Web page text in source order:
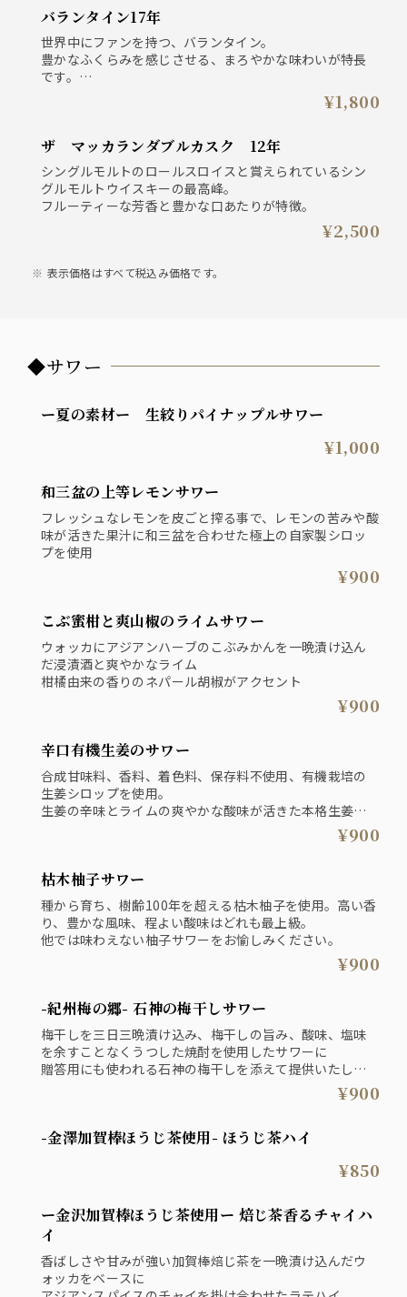
バランタイン17年
世界中にファンを持つ、バランタイン。
豊かなふくらみを感じさせる、まろやかな味わいが特長
です。
長期にわたって熟成された原酒を選りすぐった逸品は、
¥1,800
ザ マッカランダブルカスク 12年
シングルモルトのロールスロイスと賞えられているシン
グルモルトウイスキーの最高峰。
フルーティーな芳香と豊かな口あたりが特徴。
¥2,500
表示価格はすべて税込み価格です。
◆サワー
ー夏の素材ー 生絞りパイナップルサワー
¥1,000
和三盆の上等レモンサワー
フレッシュなレモンを皮ごと搾る事で、レモンの苦みや酸
味が活きた果汁に和三盆を合わせた極上の自家製シロッ
プを使用
¥900
こぶ蜜柑と爽山椒のライムサワー
ウォッカにアジアンハーブのこぶみかんを一晩漬け込ん
だ浸漬酒と爽やかなライム
柑橘由来の香りのネパール胡椒がアクセント
¥900
辛口有機生姜のサワー
合成甘味料、香料、着色料、保存料不使用、有機栽培の
生姜シロップを使用。
生姜の辛味とライムの爽やかな酸味が活きた本格生姜サ
¥900
枯木柚子サワー
種から育ち、樹齢100年を超える枯木柚子を使用。高い香
り、豊かな風味、程よい酸味はどれも最上級。
他では味わえない柚子サワーをお愉しみください。
¥900
-紀州梅の郷- 石神の梅干しサワー
梅干しを三日三晩漬け込み、梅干しの旨み、酸味、塩味
を余すことなくうつした焼酎を使用したサワーに
贈答用にも使われる石神の梅干しを添えて提供いたしま
¥900
-金澤加賀棒ほうじ茶使用- ほうじ茶ハイ
¥850
ー金沢加賀棒ほうじ茶使用ー 焙じ茶香るチャイハ
イ
香ばしさや甘みが強い加賀棒焙じ茶を一晩漬け込んだウ
ォッカをベースに